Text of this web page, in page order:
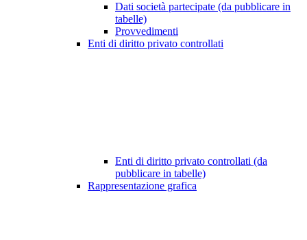
Dati società partecipate (da pubblicare in
tabelle)
Provvedimenti
Enti di diritto privato controllati
Enti di diritto privato controllati (da
pubblicare in tabelle)
Rappresentazione grafica